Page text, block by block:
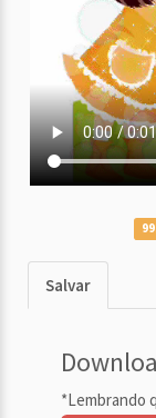
Salvar
*Lembrando